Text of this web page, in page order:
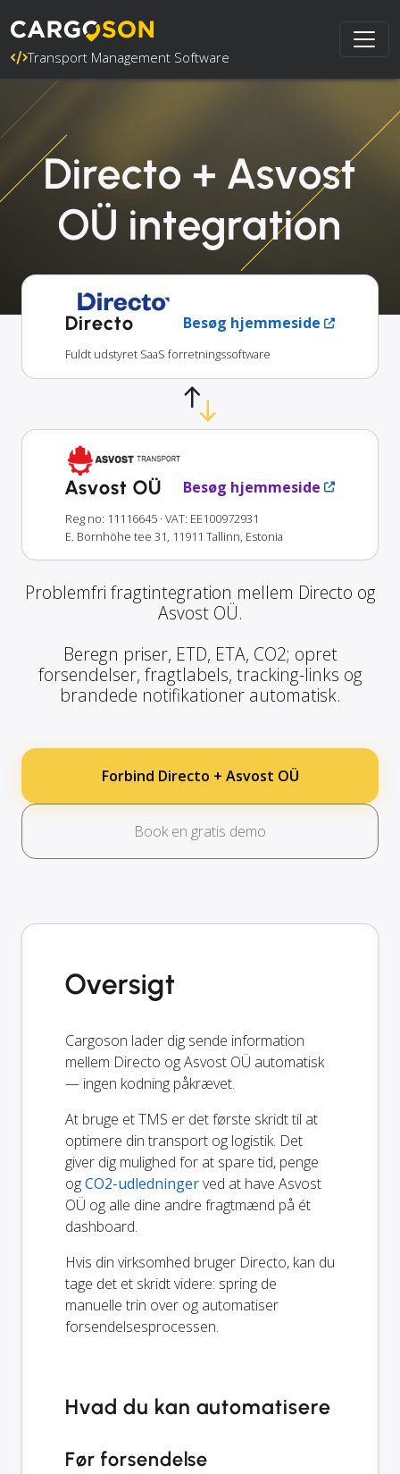
Transport Management Software
Directo + Asvost
OÜ integration
Directo Besøg hjemmeside
Fuldt udstyret SaaS forretningssoftware
Asvost OÜ Besøg hjemmeside
Reg no: 11116645 · VAT: EE100972931
E. Bornhöhe tee 31, 11911 Tallinn, Estonia
Problemfri fragtintegration mellem Directo og
Asvost OÜ.
Beregn priser, ETD, ETA, CO2; opret
forsendelser, fragtlabels, tracking-links og
brandede notifikationer automatisk.
Forbind Directo + Asvost OÜ
Book en gratis demo
Oversigt
Cargoson lader dig sende information
mellem Directo og Asvost OÜ automatisk
— ingen kodning påkrævet.
At bruge et TMS er det første skridt til at
optimere din transport og logistik. Det
giver dig mulighed for at spare tid, penge
ogCO2-udledningerved at have Asvost
OÜ og alle dine andre fragtmænd på ét
dashboard.
Hvis din virksomhed bruger Directo, kan du
tage det et skridt videre: spring de
manuelle trin over og automatiser
forsendelsesprocessen.
Hvad du kan automatisere
Før forsendelse